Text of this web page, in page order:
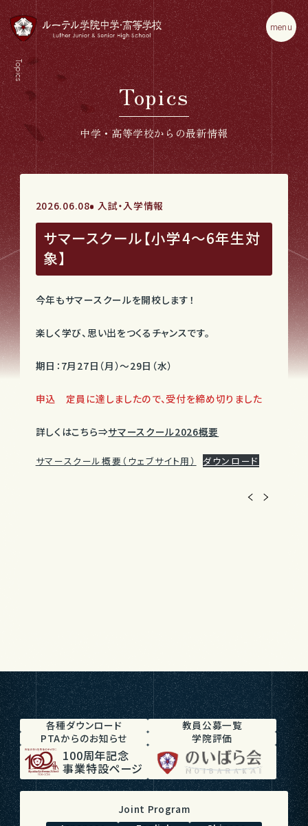
menu
Topics
Topics
中学・高等学校からの最新情報
2026.06.08 入試・入学情報
サマースクール【小学4～6年生対
象】
今年もサマースクールを開校します！
楽しく学び、思い出をつくるチャンスです。
期日：7月27日（月）～29日（水）
申込 定員に達しましたので、受付を締め切りました
詳しくはこちら⇒サマースクール2026概要
サマースクール概要（ウェブサイト用） ダウンロード
各種ダウンロード
教員公募一覧
PTAからのお知らせ
学院評価
100周年記念
事業特設ページ
Joint Program